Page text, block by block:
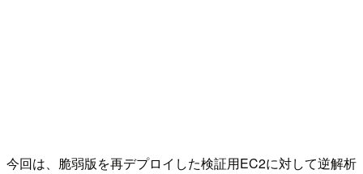
今回は、脆弱版を再デプロイした検証用EC2に対して逆解析